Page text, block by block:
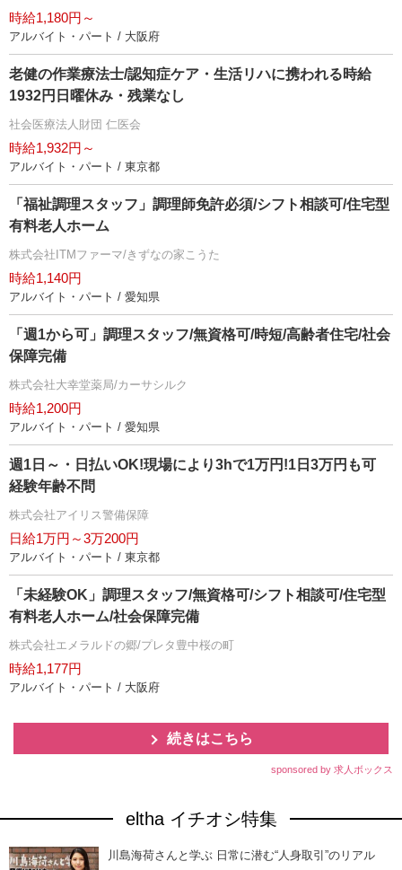
時給1,180円～
アルバイト・パート / 大阪府
老健の作業療法士/認知症ケア・生活リハに携われる時給
1932円日曜休み・残業なし
社会医療法人財団 仁医会
時給1,932円～
アルバイト・パート / 東京都
「福祉調理スタッフ」調理師免許必須/シフト相談可/住宅型
有料老人ホーム
株式会社ITMファーマ/きずなの家こうた
時給1,140円
アルバイト・パート / 愛知県
「週1から可」調理スタッフ/無資格可/時短/高齢者住宅/社会
保障完備
株式会社大幸堂薬局/カーサシルク
時給1,200円
アルバイト・パート / 愛知県
週1日～・日払いOK!現場により3hで1万円!1日3万円も可
経験年齢不問
株式会社アイリス警備保障
日給1万円～3万200円
アルバイト・パート / 東京都
「未経験OK」調理スタッフ/無資格可/シフト相談可/住宅型
有料老人ホーム/社会保障完備
株式会社エメラルドの郷/プレタ豊中桜の町
時給1,177円
アルバイト・パート / 大阪府
続きはこちら
sponsored by 求人ボックス
eltha イチオシ特集
川島海荷さんと学ぶ 日常に潜む“人身取引”のリアル